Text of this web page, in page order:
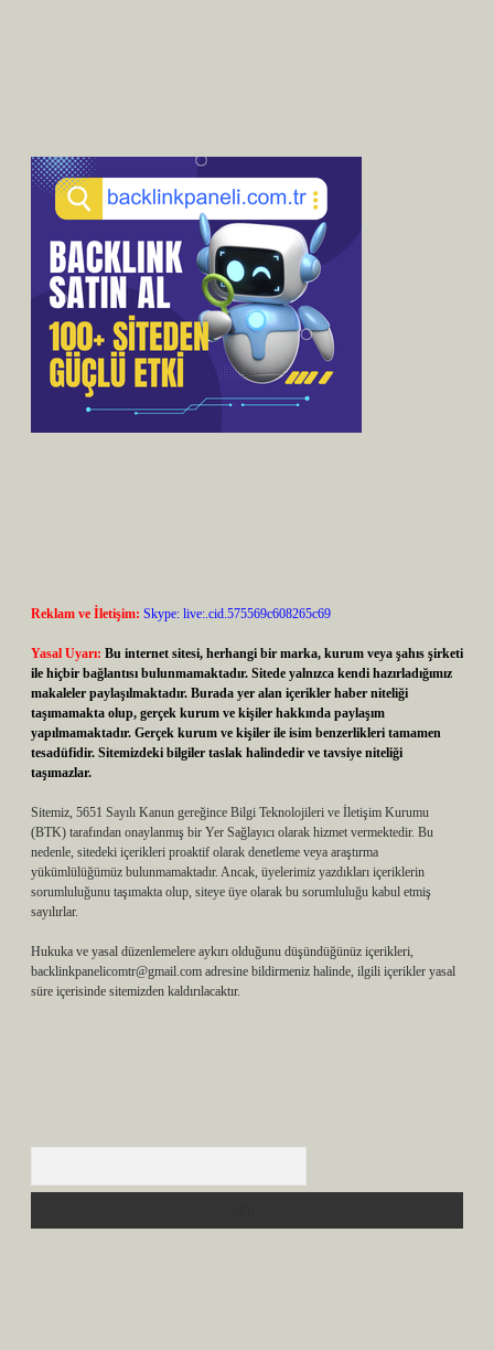
Reklam ve İletişim: Skype: live:.cid.575569c608265c69
Yasal Uyarı: Bu internet sitesi, herhangi bir marka, kurum veya şahıs şirketi
ile hiçbir bağlantısı bulunmamaktadır. Sitede yalnızca kendi hazırladığımız
makaleler paylaşılmaktadır. Burada yer alan içerikler haber niteliği
taşımamakta olup, gerçek kurum ve kişiler hakkında paylaşım
yapılmamaktadır. Gerçek kurum ve kişiler ile isim benzerlikleri tamamen
tesadüfidir. Sitemizdeki bilgiler taslak halindedir ve tavsiye niteliği
taşımazlar.
Sitemiz, 5651 Sayılı Kanun gereğince Bilgi Teknolojileri ve İletişim Kurumu
(BTK) tarafından onaylanmış bir Yer Sağlayıcı olarak hizmet vermektedir. Bu
nedenle, sitedeki içerikleri proaktif olarak denetleme veya araştırma
yükümlülüğümüz bulunmamaktadır. Ancak, üyelerimiz yazdıkları içeriklerin
sorumluluğunu taşımakta olup, siteye üye olarak bu sorumluluğu kabul etmiş
sayılırlar.
Hukuka ve yasal düzenlemelere aykırı olduğunu düşündüğünüz içerikleri,
backlinkpanelicomtr@gmail.com adresine bildirmeniz halinde, ilgili içerikler yasal
süre içerisinde sitemizden kaldırılacaktır.